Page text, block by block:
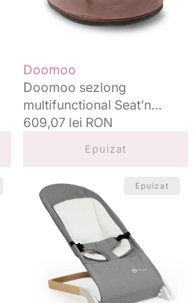
Pink
Vânzător:
Doomoo
Doomoo sezlong
multifunctional Seat’n
Swing 0m+ Pink
Preț
609,07 lei RON
Epuizat
balansoar
simplu
CALMY
Epuizat